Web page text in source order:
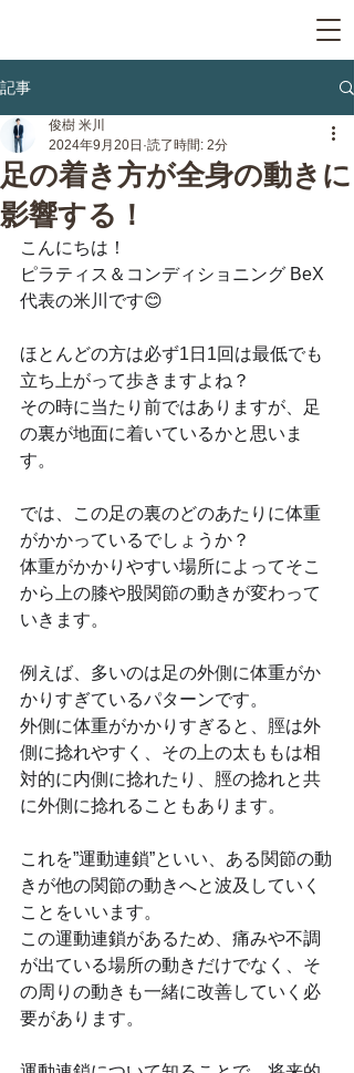
記事
足の着き方が全身の動きに
影響する！
俊樹 米川
2024年9月20日 読了時間: 2分
こんにちは！
ピラティス＆コンディショニング BeX
代表の米川です😊
ほとんどの方は必ず1日1回は最低でも
立ち上がって歩きますよね？
その時に当たり前ではありますが、足
の裏が地面に着いているかと思いま
す。
では、この足の裏のどのあたりに体重
がかかっているでしょうか？
体重がかかりやすい場所によってそこ
から上の膝や股関節の動きが変わって
いきます。
例えば、多いのは足の外側に体重がか
かりすぎているパターンです。
外側に体重がかかりすぎると、脛は外
側に捻れやすく、その上の太ももは相
対的に内側に捻れたり、脛の捻れと共
に外側に捻れることもあります。
これを”運動連鎖”といい、ある関節の動
きが他の関節の動きへと波及していく
ことをいいます。
この運動連鎖があるため、痛みや不調
が出ている場所の動きだけでなく、そ
の周りの動きも一緒に改善していく必
要があります。